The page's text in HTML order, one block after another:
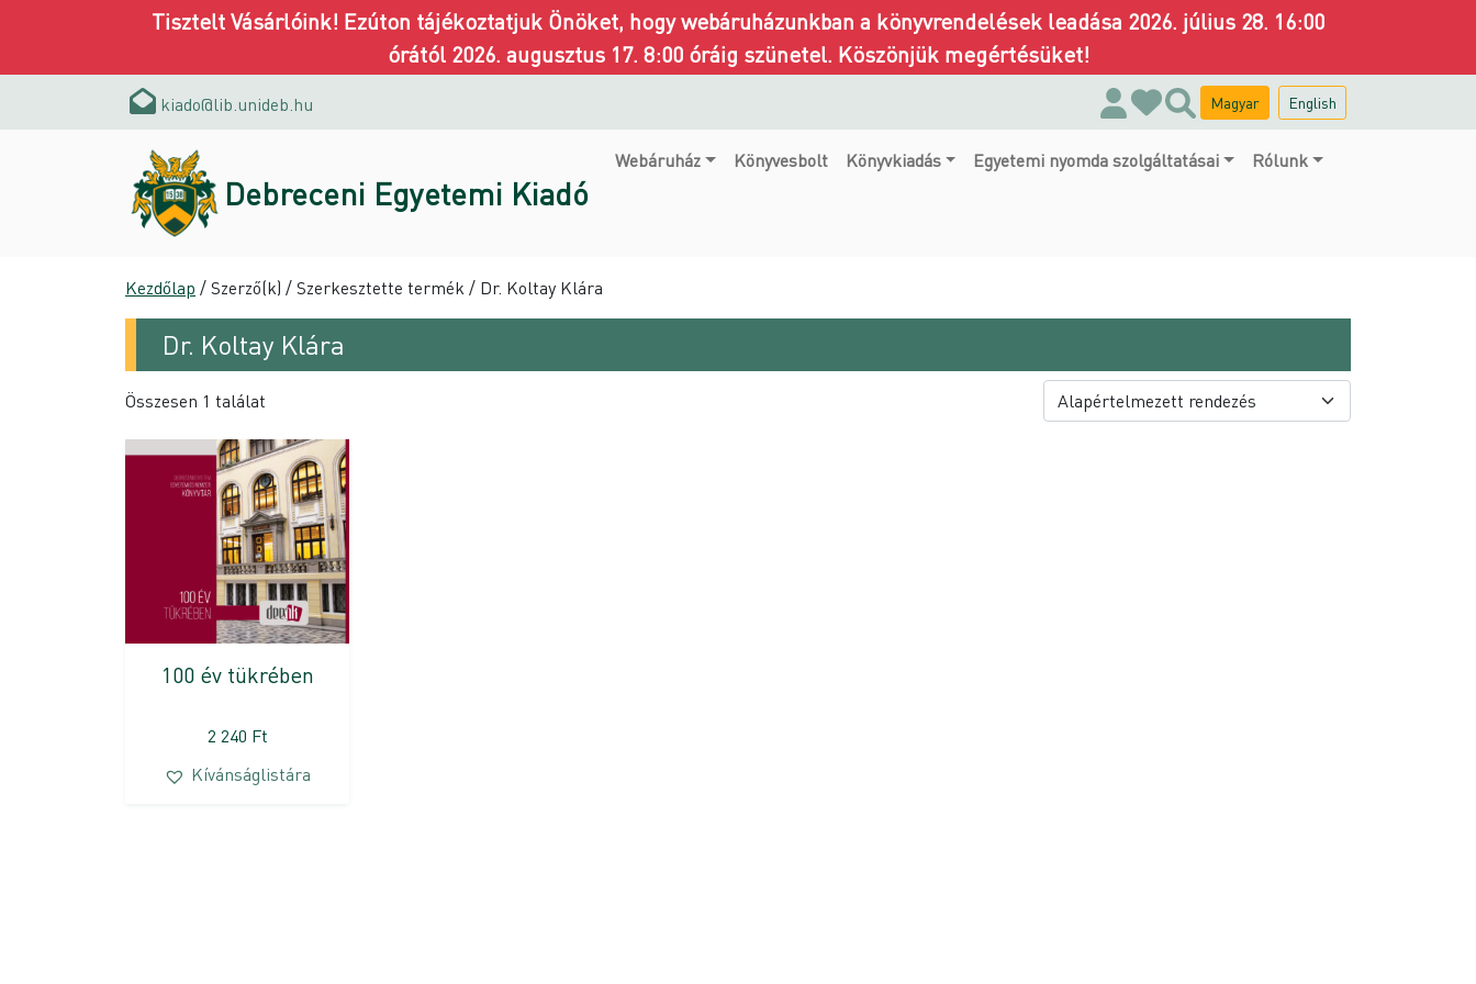
Tisztelt Vásárlóink! Ezúton tájékoztatjuk Önöket, hogy webáruházunkban a könyvrendelések leadása 2026. július 28. 16:00
órától 2026. augusztus 17. 8:00 óráig szünetel. Köszönjük megértésüket!
kiado@lib.unideb.hu Magyar English
Debreceni Egyetemi Kiadó
Webáruház Könyvesbolt Könyvkiadás Egyetemi nyomda szolgáltatásai Rólunk
Kezdőlap / Szerző(k) / Szerkesztette termék / Dr. Koltay Klára
Dr. Koltay Klára
Összesen 1 találat
100 év tükrében
2 240 Ft
Kívánságlistára